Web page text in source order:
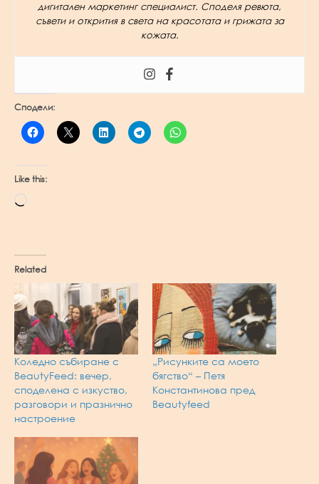
дигитален маркетинг специалист. Споделя ревюта,
съвети и открития в света на красотата и грижата за
кожата.
Сподели:
Like this:
Loading…
Related
Коледно събиране с
BeautyFeed: вечер,
споделена с изкуство,
разговори и празнично
настроение
„Рисунките са моето
бягство“ – Петя
Константинова пред
Beautyfeed